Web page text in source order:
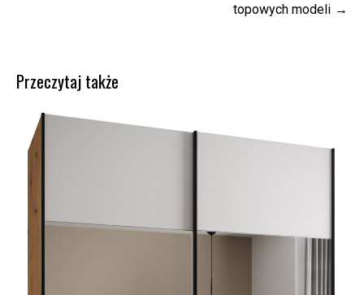
topowych modeli
Przeczytaj także